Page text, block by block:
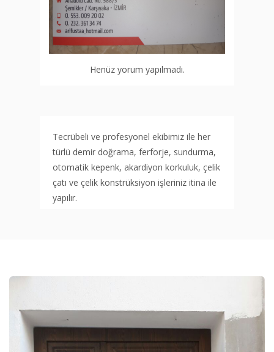
Henüz yorum yapılmadı.
Tecrübeli ve profesyonel ekibimiz ile her
türlü demir doğrama, ferforje, sundurma,
otomatik kepenk, akardiyon korkuluk, çelik
çatı ve çelik konstrüksiyon işleriniz itina ile
yapılır.